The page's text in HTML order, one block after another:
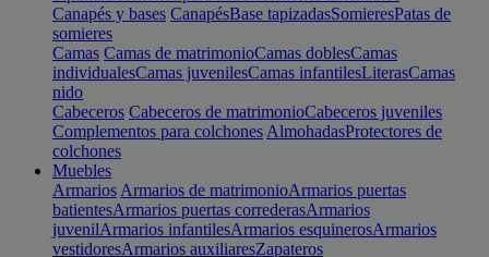
Canapés y bases CanapésBase tapizadasSomieresPatas de
somieres
Camas Camas de matrimonioCamas doblesCamas
individualesCamas juvenilesCamas infantilesLiterasCamas
nido
Cabeceros Cabeceros de matrimonioCabeceros juveniles
Complementos para colchones AlmohadasProtectores de
colchones
Muebles
Armarios Armarios de matrimonioArmarios puertas
batientesArmarios puertas correderasArmarios
juvenilArmarios infantilesArmarios esquinerosArmarios
vestidoresArmarios auxiliaresZapateros